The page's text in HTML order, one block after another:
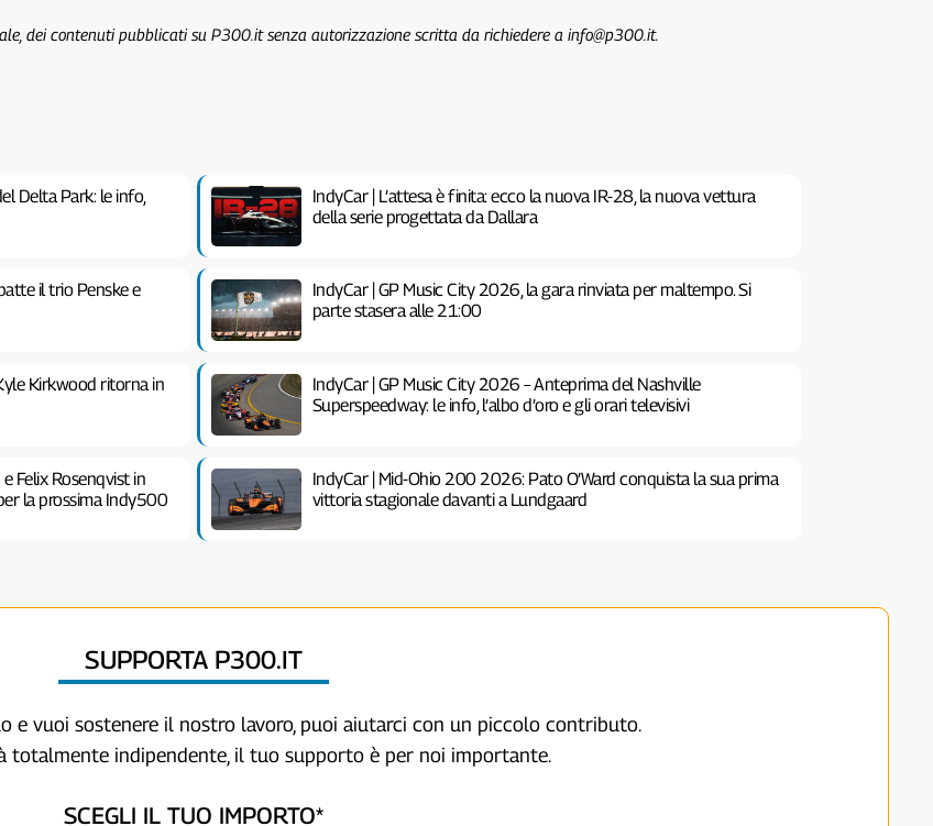
dei contenuti pubblicati su P300.it senza autorizzazione scritta da richiedere a info@p300.it.
Delta Park: le info,
IndyCar | L’attesa è finita: ecco la nuova IR-28, la nuova vettura
della serie progettata da Dallara
il trio Penske e
IndyCar | GP Music City 2026, la gara rinviata per maltempo. Si
parte stasera alle 21:00
Kirkwood ritorna in
IndyCar | GP Music City 2026 – Anteprima del Nashville
Superspeedway: le info, l’albo d’oro e gli orari televisivi
Felix Rosenqvist in
la prossima Indy500
IndyCar | Mid-Ohio 200 2026: Pato O’Ward conquista la sua prima
vittoria stagionale davanti a Lundgaard
SUPPORTA P300.IT
e vuoi sostenere il nostro lavoro, puoi aiutarci con un piccolo contributo.
totalmente indipendente, il tuo supporto è per noi importante.
SCEGLI IL TUO IMPORTO*